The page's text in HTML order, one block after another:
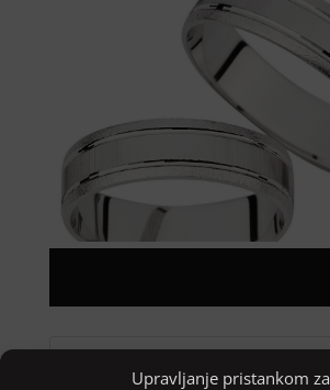
Upravljanje pristankom za